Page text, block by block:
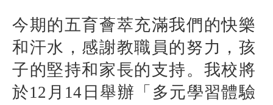
今期的五育薈萃充滿我們的快樂
和汗水，感謝教職員的努力，孩
子的堅持和家長的支持。我校將
於12 月 14 日舉辦「多元學習體驗